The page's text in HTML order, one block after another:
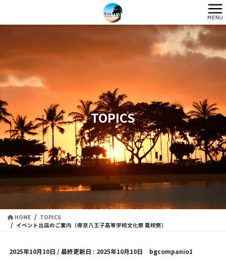
テ
に
移
ゲ
ョ
ン
移
動
TOPICS
HOME
TOPICS
イベント出店のご案内（帝京八王子高等学校文化祭 蔦校祭）
2025年10月10日 / 最終更新日 : 2025年10月10日 bgcompanio1